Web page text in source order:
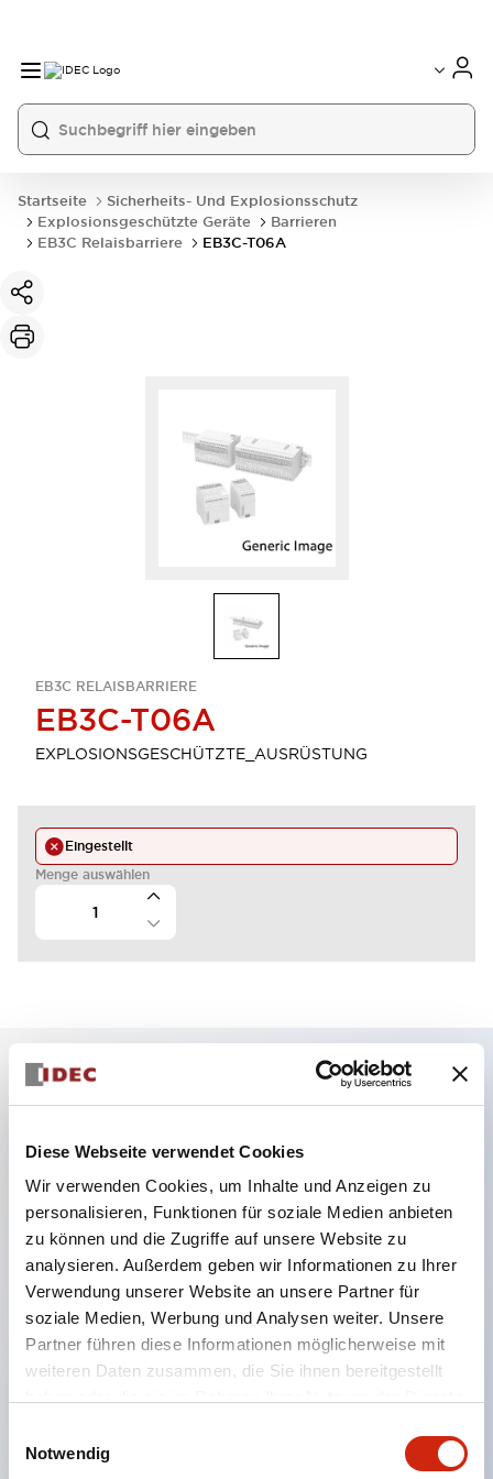
Diese Webseite verwendet Cookies
Wir verwenden Cookies, um Inhalte und Anzeigen zu
personalisieren, Funktionen für soziale Medien anbieten
zu können und die Zugriffe auf unsere Website zu
analysieren. Außerdem geben wir Informationen zu Ihrer
Verwendung unserer Website an unsere Partner für
soziale Medien, Werbung und Analysen weiter. Unsere
Partner führen diese Informationen möglicherweise mit
weiteren Daten zusammen, die Sie ihnen bereitgestellt
Notwendig
Startseite
Sicherheits- Und Explosionsschutz
Explosionsgeschützte Geräte
Barrieren
EB3C Relaisbarriere
EB3C-T06A
EB3C RELAISBARRIERE
EB3C-T06A
EXPLOSIONSGESCHÜTZTE_AUSRÜSTUNG
Eingestellt
Menge auswählen
Hauptmerkmale
Zone 0 / Klasse I Division 1 Standorte
IEC60079 konform
Trockenkontaktschalter mit maximal 0,5&Omega
Kontaktwiderstand können an den EB3C
angeschlossen werden
8- und 16-Kreis-Typen sind in gängigen
Verdrahtungsarten erhältlich
(100 bis 240V AC)